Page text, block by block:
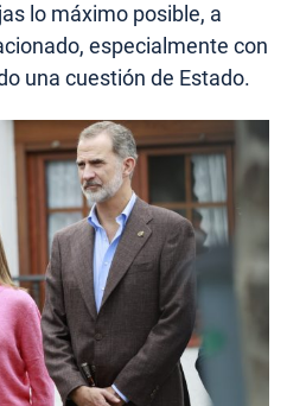
lo máximo posible, a
especialmente con
una cuestión de Estado.